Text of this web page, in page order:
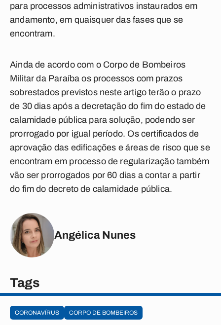
para processos administrativos instaurados em
andamento, em quaisquer das fases que se
encontram.
Ainda de acordo com o Corpo de Bombeiros
Militar da Paraíba os processos com prazos
sobrestados previstos neste artigo terão o prazo
de 30 dias após a decretação do fim do estado de
calamidade pública para solução, podendo ser
prorrogado por igual período. Os certificados de
aprovação das edificações e áreas de risco que se
encontram em processo de regularização também
vão ser prorrogados por 60 dias a contar a partir
do fim do decreto de calamidade pública.
Angélica Nunes
Tags
CORONAVÍRUS CORPO DE BOMBEIROS